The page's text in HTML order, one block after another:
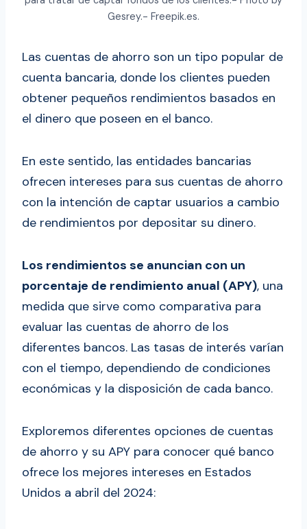
Gesrey.- Freepik.es.
Las cuentas de ahorro son un tipo popular de
cuenta bancaria, donde los clientes pueden
obtener pequeños rendimientos basados en
el dinero que poseen en el banco.
En este sentido, las entidades bancarias
ofrecen intereses para sus cuentas de ahorro
con la intención de captar usuarios a cambio
de rendimientos por depositar su dinero.
Los rendimientos se anuncian con un
porcentaje de rendimiento anual (APY), una
medida que sirve como comparativa para
evaluar las cuentas de ahorro de los
diferentes bancos. Las tasas de interés varían
con el tiempo, dependiendo de condiciones
económicas y la disposición de cada banco.
Exploremos diferentes opciones de cuentas
de ahorro y su APY para conocer qué banco
ofrece los mejores intereses en Estados
Unidos a abril del 2024: